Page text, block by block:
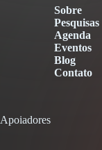
Sobre
Pesquisas
Agenda
Eventos
Blog
Contato
Apoiadores